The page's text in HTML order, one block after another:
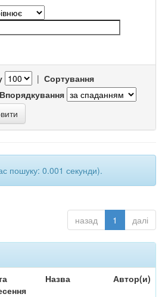
| Сортування
Впорядкування
пошуку: 0.001 секунди).
назад 1 далі
Назва Автор(и)